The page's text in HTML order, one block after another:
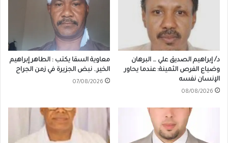
د/ إبراهيم الصديق علي … البرهان
وضياع الفرص الثمينة: عندما يحاور
الإنسان نفسه
08/08/2026
معاوية السقا يكتب : الطاهر إبراهيم
الخير.. نبض الجزيرة في زمن الجراح
07/08/2026